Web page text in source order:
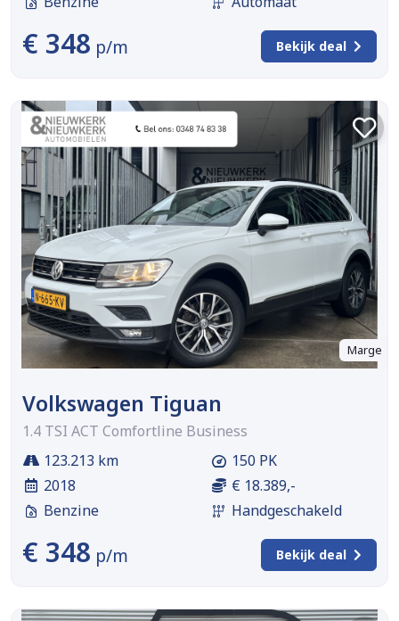
€ 348 p/m Bekijk deal
Marge
Volkswagen Tiguan
1.4 TSI ACT Comfortline Business
123.213 km
2018
Benzine
150 PK
€ 18.389,-
Handgeschakeld
€ 348 p/m Bekijk deal